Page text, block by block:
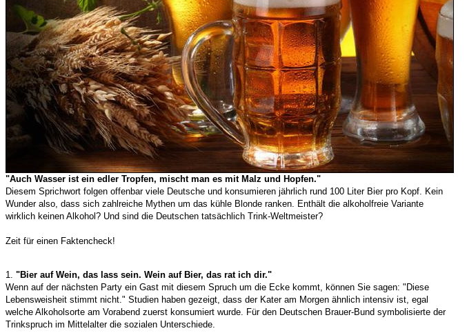
"Auch Wasser ist ein edler Tropfen, mischt man es mit Malz und Hopfen."
Diesem Sprichwort folgen offenbar viele Deutsche und konsumieren jährlich rund 100 Liter Bier pro Kopf. Kein
Wunder also, dass sich zahlreiche Mythen um das kühle Blonde ranken. Enthält die alkoholfreie Variante
wirklich keinen Alkohol? Und sind die Deutschen tatsächlich Trink-Weltmeister?
Zeit für einen Faktencheck!
1. "Bier auf Wein, das lass sein. Wein auf Bier, das rat ich dir."
Wenn auf der nächsten Party ein Gast mit diesem Spruch um die Ecke kommt, können Sie sagen: "Diese
Lebensweisheit stimmt nicht." Studien haben gezeigt, dass der Kater am Morgen ähnlich intensiv ist, egal
welche Alkoholsorte am Vorabend zuerst konsumiert wurde. Für den Deutschen Brauer-Bund symbolisierte der
Trinkspruch im Mittelalter die sozialen Unterschiede.